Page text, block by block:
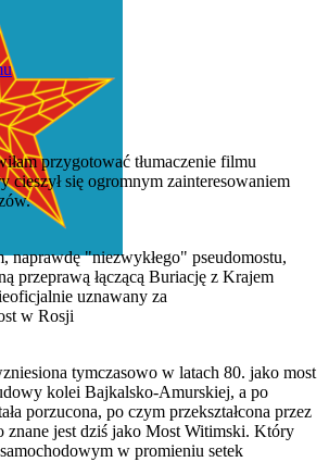
przygotować tłumaczenie filmu
cieszył się ogromnym zainteresowaniem
naprawdę "niezwykłego" pseudomostu,
przeprawą łączącą Buriację z Krajem
uznawany za
w Rosji
tymczasowo w latach 80. jako most
kolei Bajkalsko-Amurskiej, a po
porzucona, po czym przekształcona przez
znane jest dziś jako Most Witimski. Który
w promieniu setek